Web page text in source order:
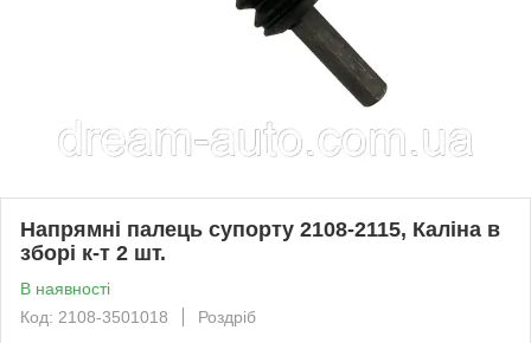
Напрямні палець супорту 2108-2115, Каліна в
зборі к-т 2 шт.
В наявності
Код: 2108-3501018
Роздріб